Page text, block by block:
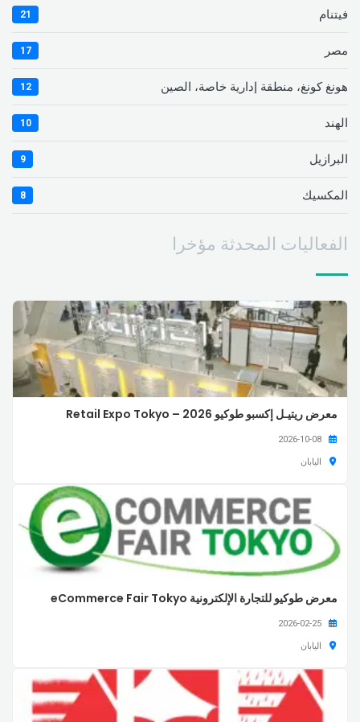
فيتنام 21
مصر 17
هونغ كونغ، منطقة إدارية خاصة، الصين 12
الهند 10
البرازيل 9
المكسيك 8
الفعاليات المحدثة مؤخرا
معرض ريتيـل إكسبو طوكيو 2026 – Retail Expo Tokyo
اليابان
معرض طوكيو للتجارة الإلكترونية eCommerce Fair Tokyo
اليابان